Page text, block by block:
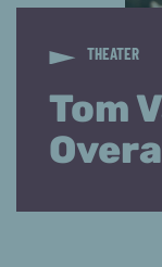
THEATER
Tom